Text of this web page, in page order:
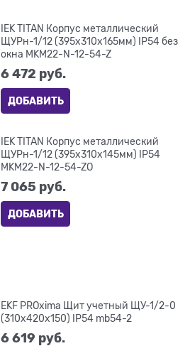
IEK TITAN Корпус металлический
ЩУРн-1/12 (395х310х165мм) IP54 без
окна MKM22-N-12-54-Z
6 472 руб.
ДОБАВИТЬ
IEK TITAN Корпус металлический
ЩУРн-1/12 (395х310х145мм) IP54
MKM22-N-12-54-ZO
7 065 руб.
ДОБАВИТЬ
EKF PROxima Щит учетный ЩУ-1/2-0
(310х420х150) IP54 mb54-2
6 619 руб.